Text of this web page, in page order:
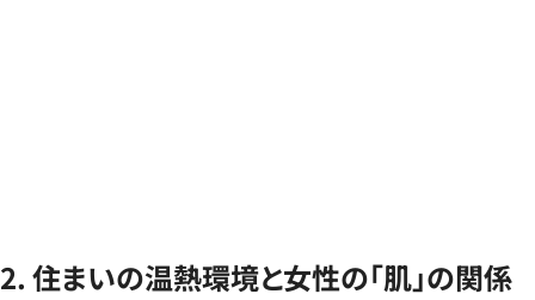
2. 住まいの温熱環境と女性の「肌」の関係